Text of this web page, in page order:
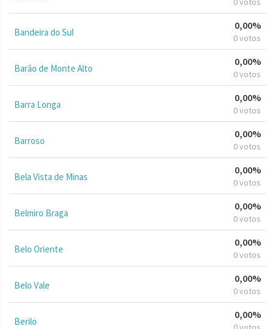
Bandeira do Sul
0,00%
0 votos
Barão de Monte Alto
0,00%
0 votos
Barra Longa
0,00%
0 votos
Barroso
0,00%
0 votos
Bela Vista de Minas
0,00%
0 votos
Belmiro Braga
0,00%
0 votos
Belo Oriente
0,00%
0 votos
Belo Vale
0,00%
0 votos
Berilo
0,00%